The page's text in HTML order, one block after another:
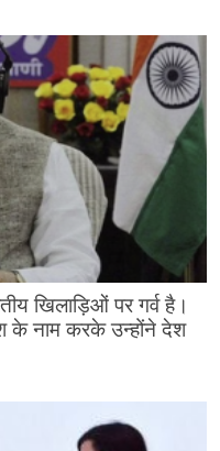
खिलाड़िओं पर गर्व है।
के नाम करके उन्होंने देश